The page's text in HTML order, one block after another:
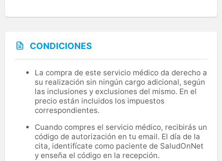
CONDICIONES
La compra de este servicio médico da derecho a
su realización sin ningún cargo adicional, según
las inclusiones y exclusiones del mismo. En el
precio están incluidos los impuestos
correspondientes.
Cuando compres el servicio médico, recibirás un
código de autorización en tu email. El día de la
cita, identifícate como paciente de SaludOnNet
y enseña el código en la recepción.